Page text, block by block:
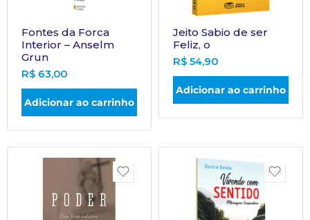
Fontes da Forca
Interior – Anselm
Grun
R$ 63,00
Adicionar ao carrinho
Jeito Sabio de ser
Feliz, o
R$ 54,90
Adicionar ao carrinho